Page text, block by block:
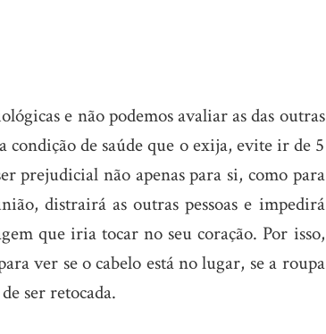
e não podemos avaliar as das outras
condição de saúde que o exija, evite ir de 5
prejudicial não apenas para si, como para
distrairá as outras pessoas e impedirá
que iria tocar no seu coração. Por isso,
ver se o cabelo está no lugar, se a roupa
ser retocada.